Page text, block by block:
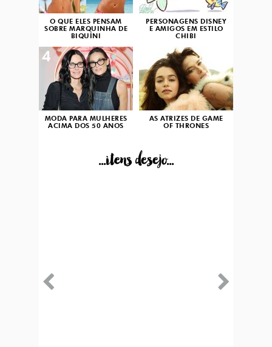
O QUE ELES PENSAM
SOBRE MARQUINHA DE
BIQUÍNI
PERSONAGENS DISNEY
E AMIGOS EM ESTILO
CHIBI
MODA PARA MULHERES
ACIMA DOS 50 ANOS
4
AS ATRIZES DE GAME
OF THRONES
...itens desejo...